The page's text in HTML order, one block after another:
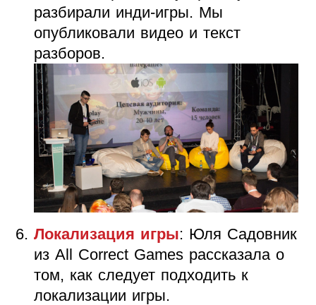
разбирали инди-игры. Мы
опубликовали видео и текст
разборов.
Локализация игры: Юля Садовник
из All Correct Games рассказала о
том, как следует подходить к
локализации игры.